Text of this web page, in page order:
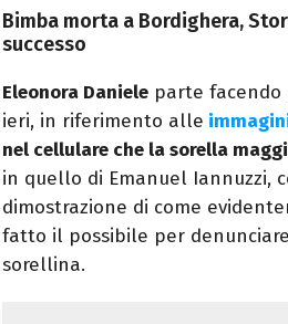
Bimba morta a Bordighera,
successo
Eleonora Daniele parte
ieri, in riferimento alle
nel cellulare che la sorella
in quello di Emanuel Iannuzzi,
dimostrazione di come
fatto il possibile per
sorellina.